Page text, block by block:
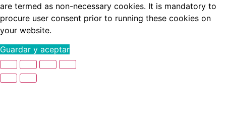
are termed as non-necessary cookies. It is mandatory to
procure user consent prior to running these cookies on
your website.
Guardar y aceptar